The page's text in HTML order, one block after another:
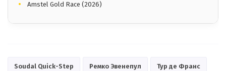
Amstel Gold Race (2026)
Soudal Quick-Step Ремко Эвенепул Тур де Франс